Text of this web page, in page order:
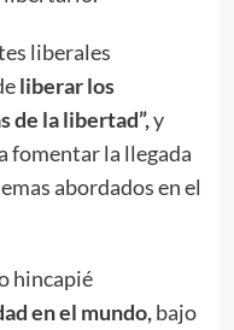
liberales
liberar los
de la libertad”,y
fomentar la llegada
abordados en el
hincapié
en el mundo,bajo